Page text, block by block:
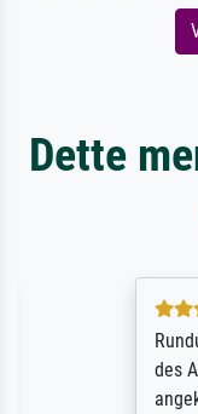
Dette
Rundum
des